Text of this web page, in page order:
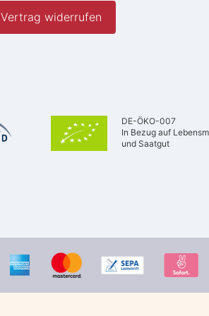
Vertrag widerrufen
DE-ÖKO-007
In Bezug auf
und Saatgut